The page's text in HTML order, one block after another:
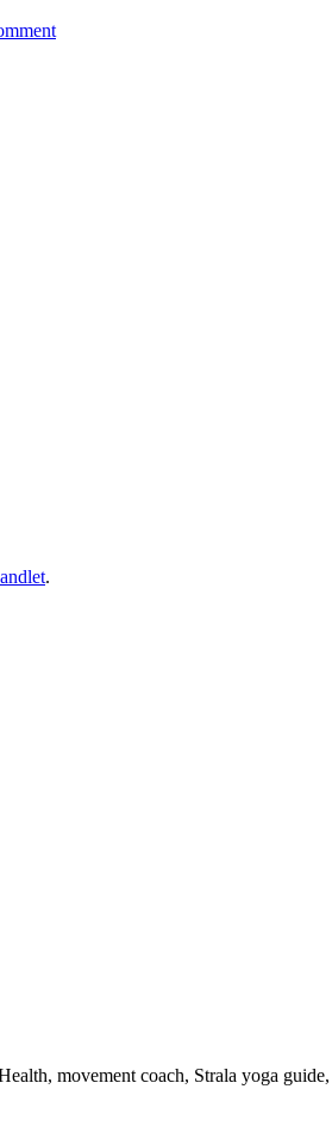
.
movement coach, Strala yoga